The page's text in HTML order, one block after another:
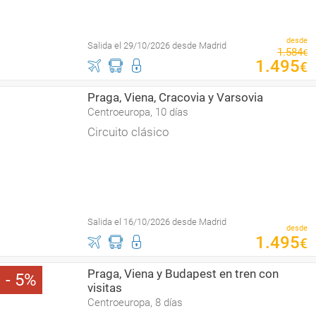
Salida el 29/10/2026 desde Madrid desde
1.584€
1 .495€
Praga, Viena, Cracovia y Varsovia
Centroeuropa, 10 días
Circuito clásico
Salida el 16/10/2026 desde Madrid
desde
1 .495€
5
Praga, Viena y Budapest en tren con
visitas
Centroeuropa, 8 días